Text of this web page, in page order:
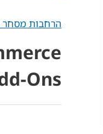
הרחבות מסחר
Ons